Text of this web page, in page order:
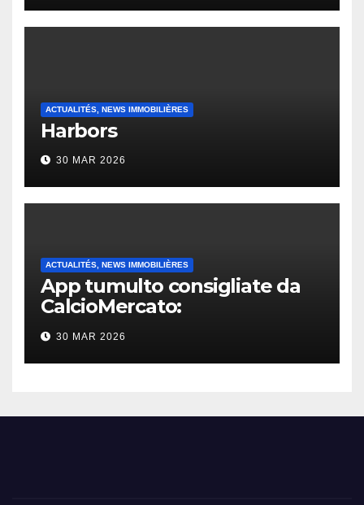
ACTUALITÉS, NEWS IMMOBILIÈRES
Harbors
30 MAR 2026
ACTUALITÉS, NEWS IMMOBILIÈRES
App tumulto consigliate da
CalcioMercato:
considerazione di gennaio
2026
30 MAR 2026